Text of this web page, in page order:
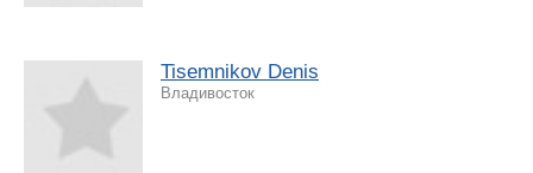
Tisemnikov Denis
Владивосток